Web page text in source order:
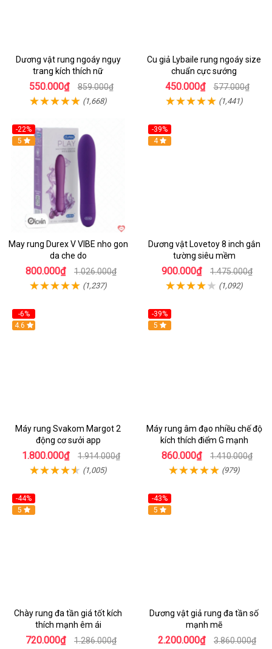
Dương vật rung ngoáy ngụy
trang kích thích nữ
550.000₫ 859.000₫
(1,668)
Cu giả Lybaile rung ngoáy size
chuẩn cực sướng
450.000₫ 577.000₫
(1,441)
-22%
Hot
5
May rung Durex V VIBE nho gon
da che do
800.000₫ 1.026.000₫
(1,237)
-39%
Hot
4
Dương vật Lovetoy 8 inch gắn
tường siêu mềm
900.000₫ 1.475.000₫
(1,092)
-6%
4.6
Máy rung Svakom Margot 2
động cơ sưởi app
1.800.000₫ 1.914.000₫
(1,005)
-39%
Hot
5
Máy rung âm đạo nhiều chế độ
kích thích điểm G mạnh
860.000₫ 1.410.000₫
(979)
-44%
Hot
5
Chày rung đa tần giá tốt kích
thích mạnh êm ái
720.000₫ 1.286.000₫
-43%
Hot
5
Dương vật giả rung đa tần số
mạnh mẽ
2.200.000₫ 3.860.000₫